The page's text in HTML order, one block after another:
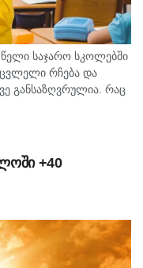
საჯარო სკოლებში
რჩება და
განსაზღვრულია. რაც
პროცესი
+40